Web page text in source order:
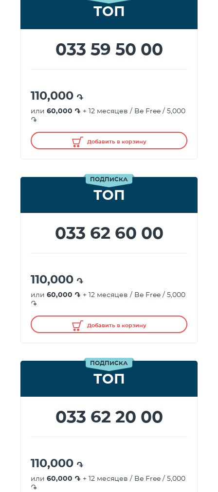
ТОП
033 59 50 00
110,000 ֏
или 60,000 ֏ + 12 месяцев / Be Free / 5,000
֏
Добавить в корзину
ПОДПИСКА
ТОП
033 62 60 00
110,000 ֏
или 60,000 ֏ + 12 месяцев / Be Free / 5,000
֏
Добавить в корзину
ПОДПИСКА
ТОП
033 62 20 00
110,000 ֏
или 60,000 ֏ + 12 месяцев / Be Free / 5,000
֏